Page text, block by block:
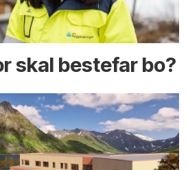
skal bestefar bo?